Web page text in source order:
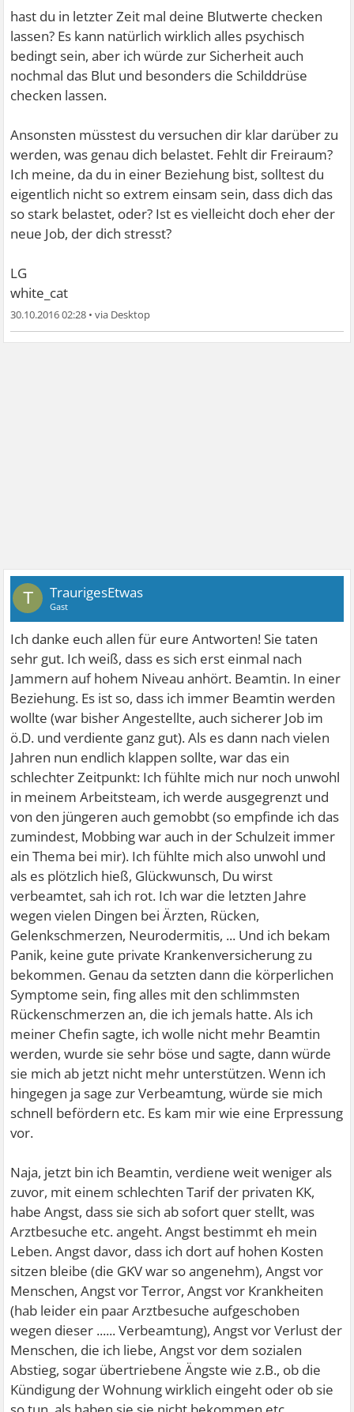
hast du in letzter Zeit mal deine Blutwerte checken
lassen? Es kann natürlich wirklich alles psychisch
bedingt sein, aber ich würde zur Sicherheit auch
nochmal das Blut und besonders die Schilddrüse
checken lassen.
Ansonsten müsstest du versuchen dir klar darüber zu
werden, was genau dich belastet. Fehlt dir Freiraum?
Ich meine, da du in einer Beziehung bist, solltest du
eigentlich nicht so extrem einsam sein, dass dich das
so stark belastet, oder? Ist es vielleicht doch eher der
neue Job, der dich stresst?
LG
white_cat
30.10.2016 02:28 •
T TraurigesEtwas
Gast
Ich danke euch allen für eure Antworten! Sie taten
sehr gut. Ich weiß, dass es sich erst einmal nach
Jammern auf hohem Niveau anhört. Beamtin. In einer
Beziehung. Es ist so, dass ich immer Beamtin werden
wollte (war bisher Angestellte, auch sicherer Job im
ö.D. und verdiente ganz gut). Als es dann nach vielen
Jahren nun endlich klappen sollte, war das ein
schlechter Zeitpunkt: Ich fühlte mich nur noch unwohl
in meinem Arbeitsteam, ich werde ausgegrenzt und
von den jüngeren auch gemobbt (so empfinde ich das
zumindest, Mobbing war auch in der Schulzeit immer
ein Thema bei mir). Ich fühlte mich also unwohl und
als es plötzlich hieß, Glückwunsch, Du wirst
verbeamtet, sah ich rot. Ich war die letzten Jahre
wegen vielen Dingen bei Ärzten, Rücken,
Gelenkschmerzen, Neurodermitis, ... Und ich bekam
Panik, keine gute private Krankenversicherung zu
bekommen. Genau da setzten dann die körperlichen
Symptome sein, fing alles mit den schlimmsten
Rückenschmerzen an, die ich jemals hatte. Als ich
meiner Chefin sagte, ich wolle nicht mehr Beamtin
werden, wurde sie sehr böse und sagte, dann würde
sie mich ab jetzt nicht mehr unterstützen. Wenn ich
hingegen ja sage zur Verbeamtung, würde sie mich
schnell befördern etc. Es kam mir wie eine Erpressung
vor.
Naja, jetzt bin ich Beamtin, verdiene weit weniger als
zuvor, mit einem schlechten Tarif der privaten KK,
habe Angst, dass sie sich ab sofort quer stellt, was
Arztbesuche etc. angeht. Angst bestimmt eh mein
Leben. Angst davor, dass ich dort auf hohen Kosten
sitzen bleibe (die GKV war so angenehm), Angst vor
Menschen, Angst vor Terror, Angst vor Krankheiten
(hab leider ein paar Arztbesuche aufgeschoben
wegen dieser ...... Verbeamtung), Angst vor Verlust der
Menschen, die ich liebe, Angst vor dem sozialen
Abstieg, sogar übertriebene Ängste wie z.B., ob die
Kündigung der Wohnung wirklich eingeht oder ob sie